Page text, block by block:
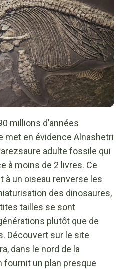
millions d’années
met en évidence Alnashetri
adulte fossile qui
à moins de 2 livres. Ce
à un oiseau renverse les
des dinosaures,
tailles se sont
plutôt que de
Découvert sur le site
dans le nord de la
fournit un plan presque